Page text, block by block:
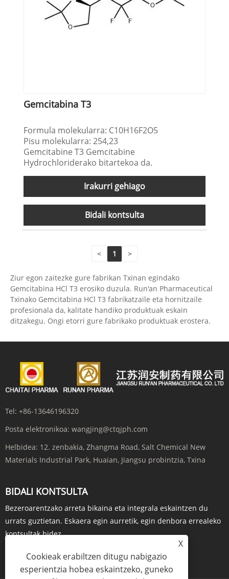
Gemcitabina T3
Formula molekularra: C10H16F2O5
Pisu molekularra: 254,23
Gemcitabine T3 Gemcitabine
Hydrochloriderako bitartekoa da.
Irakurri gehiago
Bidali kontsulta
< 1 >
Ziur egon zaitezke gure fabrikan Txinan egindako
Gemcitabina HCl T3 erosiko duzula. Run'an Pharmaceutical
Txinako Gemcitabina HCl T3 fabrikatzaile eta hornitzaile
profesionala da, kalitate handiko produktuak eskain
ditzakegu. Ongi etorri gure fabrikako produktuak erostera.
Tel: +86-13646196320
Posta elektronikoa: wangjing@ctqjph.com
Helbidea: 12. zenbakia, Zhangma Road, Salt Chemical New
Materials Industrial Park, Huaian, Jiangsu probintzia, Txina
BIDALI KONTSULTA
Bezeroarentzako arreta bikaina eta integrala eskaintzen du
urrats guztietan. Eskaera egin aurretik, egin denbora errealeko
kontsultak bidez...
KONTSULTA ORAIN
X
Cookieak erabiltzen ditugu nabigazio
esperientzia hobea eskaintzeko, guneko